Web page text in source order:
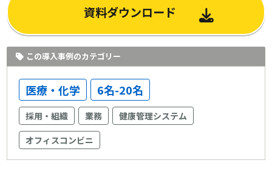
資料ダウンロード
この導入事例のカテゴリー
医療・化学 6名-20名
採用・組織 業務
健康管理システム
オフィスコンビニ